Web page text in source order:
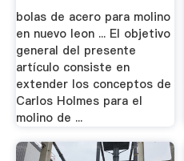
bolas de acero para molino
en nuevo leon ... El objetivo
general del presente
artículo consiste en
extender los conceptos de
Carlos Holmes para el
molino de ...